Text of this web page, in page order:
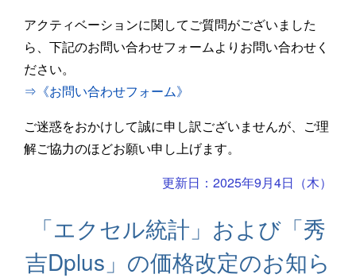
アクティベーションに関してご質問がございました
ら、下記のお問い合わせフォームよりお問い合わせく
ださい。
⇒《お問い合わせフォーム》
ご迷惑をおかけして誠に申し訳ございませんが、ご理
解ご協力のほどお願い申し上げます。
更新日：2025年9月4日（木）
「エクセル統計」および「秀
吉Dplus」の価格改定のお知ら